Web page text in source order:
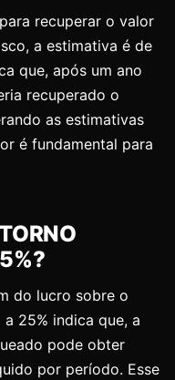
recuperar o valor
a estimativa é de
que, após um ano
recuperado o
as estimativas
é fundamental para
do lucro sobre o
25% indica que, a
pode obter
por período. Esse